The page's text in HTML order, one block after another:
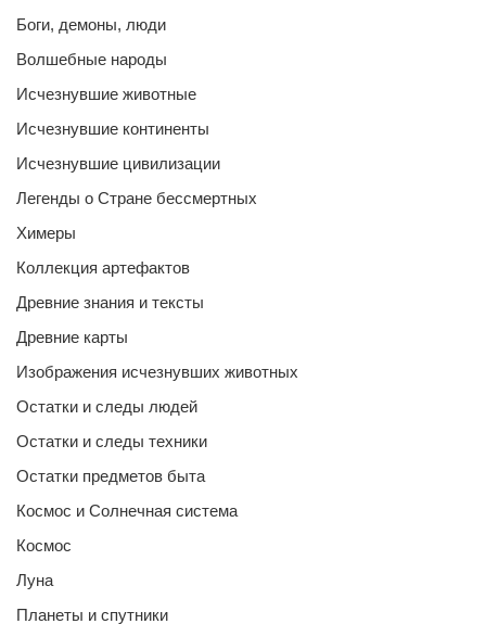
Боги, демоны, люди
Волшебные народы
Исчезнувшие животные
Исчезнувшие континенты
Исчезнувшие цивилизации
Легенды о Стране бессмертных
Химеры
Коллекция артефактов
Древние знания и тексты
Древние карты
Изображения исчезнувших животных
Остатки и следы людей
Остатки и следы техники
Остатки предметов быта
Космос и Солнечная система
Космос
Луна
Планеты и спутники